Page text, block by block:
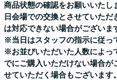
商品状態の確認をお願いいたし
日会場での交換とさせていた
は対応できない場合がございま
※当日はスタッフの指示に従っ
※お並びいただいた人数によっ
でにご購入いただけない場合が
せていただく場合もございます